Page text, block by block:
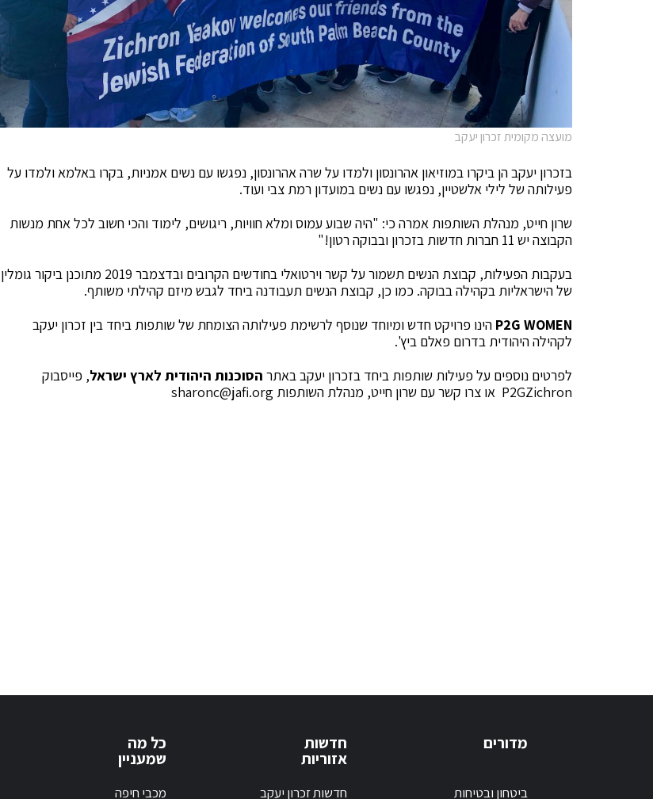
מועצה מקומית זכרון יעקב
בזכרון יעקב הן ביקרו במוזיאון אהרונסון ולמדו על שרה אהרונסון, נפגשו עם נשים אמניות, בקרו באלמא ולמדו על
פעילותה של לילי אלשטיין, נפגשו עם נשים במועדון רמת צבי ועוד.
שרון חייט, מנהלת השותפות אמרה כי: "היה שבוע עמוס ומלא חוויות, ריגושים, לימוד והכי חשוב לכל אחת מנשות
הקבוצה יש 11 חברות חדשות בזכרון ובבוקה רטון!"
בעקבות הפעילות, קבוצת הנשים תשמור על קשר וירטואלי בחודשים הקרובים ובדצמבר 2019 מתוכנן ביקור גומלין
של הישראליות בקהילה בבוקה. כמו כן, קבוצת הנשים תעבודנה ביחד לגבש מיזם קהילתי משותף.
P2G WOMEN הינו פרויקט חדש ומיוחד שנוסף לרשימת פעילותה הצומחת של שותפות ביחד בין זכרון יעקב
לקהילה היהודית בדרום פאלם ביץ'.
לפרטים נוספים על פעילות שותפות ביחד בזכרון יעקב באתר הסוכנות היהודית לארץ ישראל, פייסבוק
P2GZichron או צרו קשר עם שרון חייט, מנהלת השותפות
sharonc@jafi.org
מדורים
ביטחון ובטיחות
חדשות
אזוריות
חדשות זכרון יעקב
כל מה
שמעניין
מכבי חיפה